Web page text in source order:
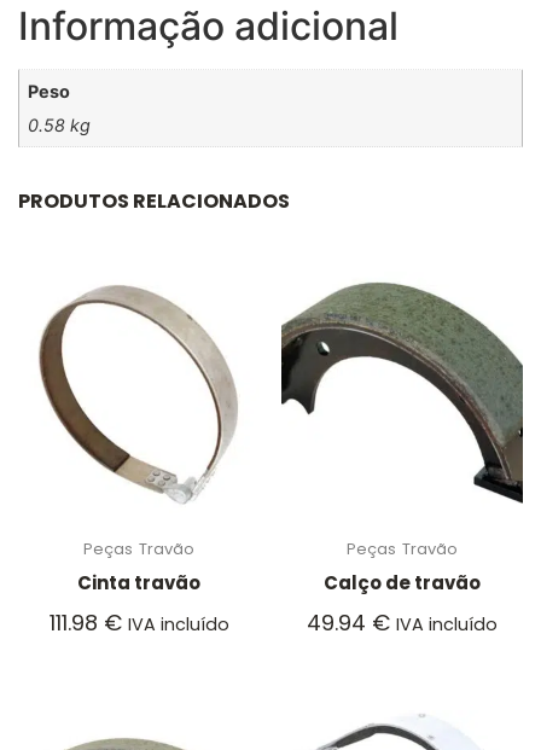
Informação adicional
Peso
0.58 kg
PRODUTOS RELACIONADOS
Peças Travão
Cinta travão
111.98 € IVA incluído
Peças Travão
Calço de travão
49.94 € IVA incluído